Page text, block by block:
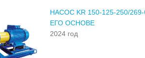
НАСОС KR 150-125-250/
ЕГО ОСНОВЕ
2024 год